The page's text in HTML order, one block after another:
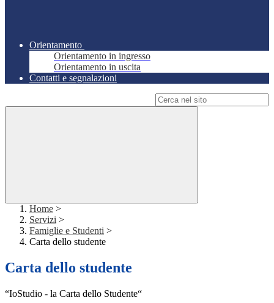
Orientamento
Orientamento in ingresso
Orientamento in uscita
Contatti e segnalazioni
Home >
Servizi >
Famiglie e Studenti >
Carta dello studente
Carta dello studente
“IoStudio - la Carta dello Studente“